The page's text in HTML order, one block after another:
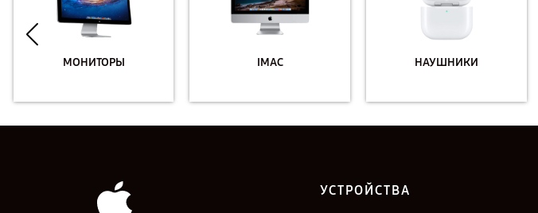
МОНИТОРЫ IMAC НАУШНИКИ
УСТРОЙСТВА